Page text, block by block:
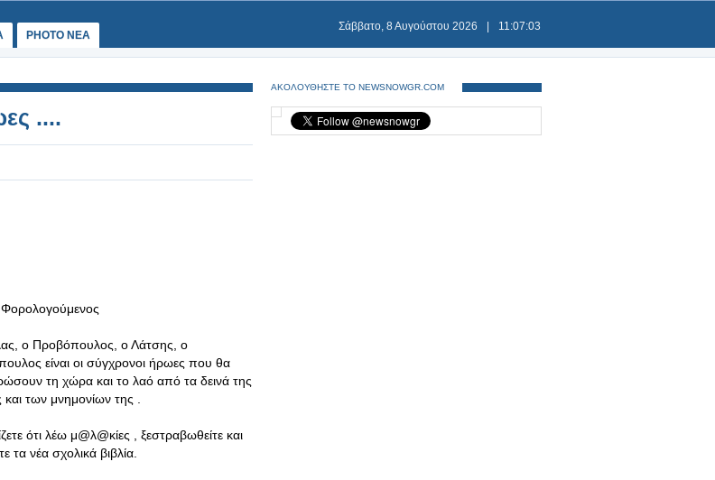
PHOTO NEA
Σάββατο, 8 Αυγούστου 2026 11:07:03
....
ο Προβόπουλος, ο Λάτσης, ο
είναι οι σύγχρονοι ήρωες που θα
τη χώρα και το λαό από τα δεινά της
και των μνημονίων της .
ότι λέω μ@λ@κίες , ξεστραβωθείτε και
τα νέα σχολικά βιβλία.
ΑΚΟΛΟΥΘΗΣΤΕ ΤΟ NEWSNOWGR.COM